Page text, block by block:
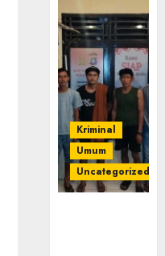
Kriminal
Umum
Uncategorized